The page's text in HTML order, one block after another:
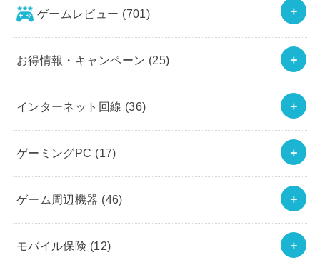
ゲームレビュー (701)
お得情報・キャンペーン (25)
インターネット回線 (36)
ゲーミングPC (17)
ゲーム周辺機器 (46)
モバイル保険 (12)